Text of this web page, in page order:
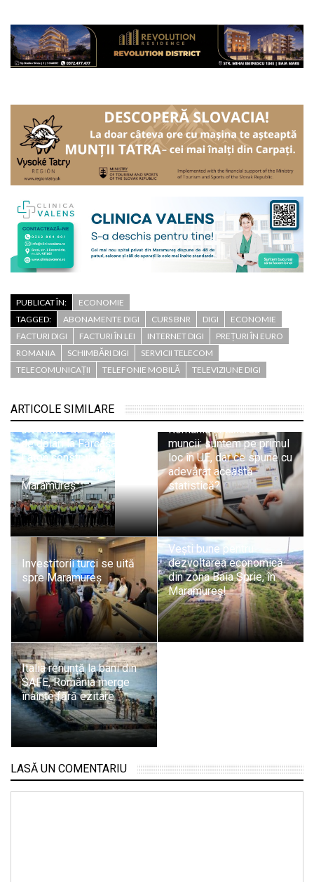
PUBLICAT ÎN:
ECONOMIE
TAGGED:
ABONAMENTE DIGI CURS BNR DIGI
ECONOMIE
FACTURI DIGI
FACTURI ÎN LEI INTERNET DIGI
PREȚURI ÎN EURO
ROMANIA
SCHIMBĂRI DIGI
SERVICII TELECOM
TELECOMUNICAȚII
TELEFONIE MOBILĂ TELEVIZIUNE DIGI
ARTICOLE SIMILARE
Investiție de 6 milioane
de dolari la Fărcașa.
Eaton construiește a treia
hală de producție din
Maramureș
România și taxarea
muncii: suntem pe primul
loc în UE, dar ce spune cu
adevărat această
statistică?
Investitorii turci se uită
spre Maramureș
Vești bune pentru
dezvoltarea economică
din zona Baia Sprie, în
Maramureș!
Italia renunță la bani din
SAFE, România merge
înainte fără ezitare
LASĂ UN COMENTARIU